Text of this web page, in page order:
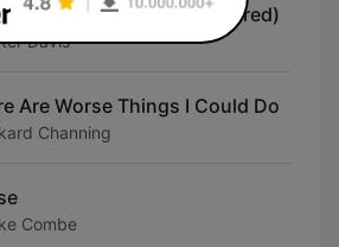
of the World (Remastered)
Davis
Are Worse Things I Could Do
Channing
Combe